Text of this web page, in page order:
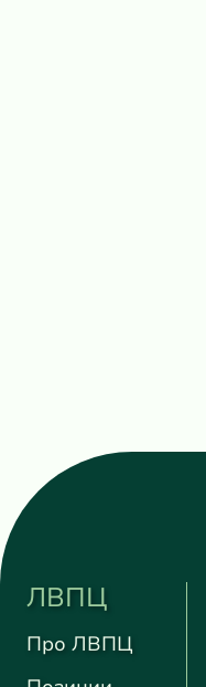
ЛВПЦ
Про ЛВПЦ